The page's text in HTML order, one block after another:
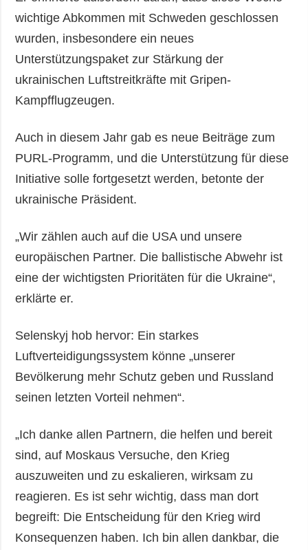
wichtige Abkommen mit Schweden geschlossen
wurden, insbesondere ein neues
Unterstützungspaket zur Stärkung der
ukrainischen Luftstreitkräfte mit Gripen-
Kampfflugzeugen.
Auch in diesem Jahr gab es neue Beiträge zum
PURL-Programm, und die Unterstützung für diese
Initiative solle fortgesetzt werden, betonte der
ukrainische Präsident.
„Wir zählen auch auf die USA und unsere
europäischen Partner. Die ballistische Abwehr ist
eine der wichtigsten Prioritäten für die Ukraine“,
erklärte er.
Selenskyj hob hervor: Ein starkes
Luftverteidigungssystem könne „unserer
Bevölkerung mehr Schutz geben und Russland
seinen letzten Vorteil nehmen“.
„Ich danke allen Partnern, die helfen und bereit
sind, auf Moskaus Versuche, den Krieg
auszuweiten und zu eskalieren, wirksam zu
reagieren. Es ist sehr wichtig, dass man dort
begreift: Die Entscheidung für den Krieg wird
Konsequenzen haben. Ich bin allen dankbar, die